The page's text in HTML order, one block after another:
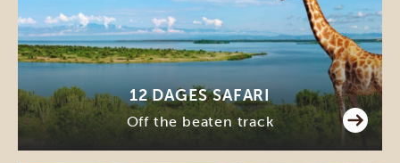
12 DAGES SAFARI
Off the beaten track